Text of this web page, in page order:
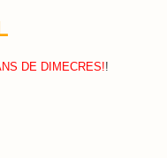
DE DIMECRES!!